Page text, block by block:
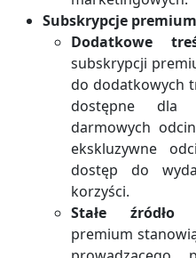
Subskrypcje
Dodatkowe
subskrypcji
do dodatkowych
dostępne dla
darmowych
ekskluzywne
dostęp do
korzyści.
Stałe źródło
premium